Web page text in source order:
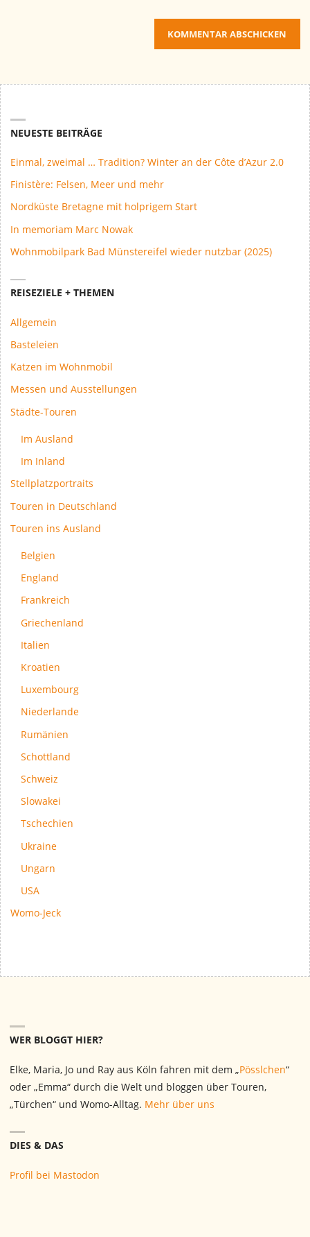
NEUESTE BEITRÄGE
Einmal, zweimal … Tradition? Winter an der Côte d’Azur 2.0
Finistère: Felsen, Meer und mehr
Nordküste Bretagne mit holprigem Start
In memoriam Marc Nowak
Wohnmobilpark Bad Münstereifel wieder nutzbar (2025)
REISEZIELE + THEMEN
Allgemein
Basteleien
Katzen im Wohnmobil
Messen und Ausstellungen
Städte-Touren
Im Ausland
Im Inland
Stellplatzportraits
Touren in Deutschland
Touren ins Ausland
Belgien
England
Frankreich
Griechenland
Italien
Kroatien
Luxembourg
Niederlande
Rumänien
Schottland
Schweiz
Slowakei
Tschechien
Ukraine
Ungarn
USA
Womo-Jeck
WER BLOGGT HIER?
Elke, Maria, Jo und Ray aus Köln fahren mit dem „Pösslchen“
oder „Emma“ durch die Welt und bloggen über Touren,
„Türchen“ und Womo-Alltag. Mehr über uns
DIES & DAS
Profil bei Mastodon